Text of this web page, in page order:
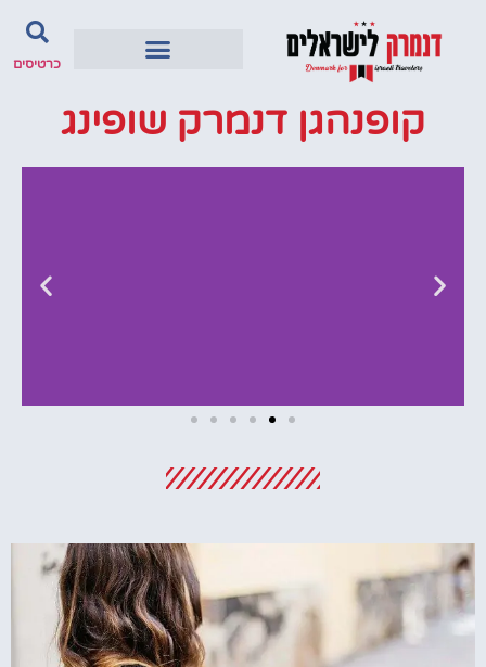
כרטיסים
קופנהגן דנמרק שופינג
מציאת מלון